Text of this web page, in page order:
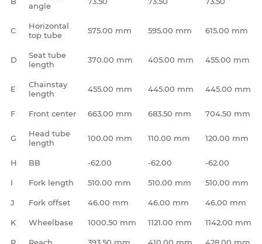
angle
C
Horizontal
top tube
575.00 mm 595.00 mm 615.00 mm
D
Seat tube
length
370.00 mm 405.00 mm 455.00 mm
E
Chainstay
length
455.00 mm 445.00 mm 445.00 mm
F Front center 663.00 mm 683.50 mm 704.50 mm
G
Head tube
length
100.00 mm 110.00 mm 120.00 mm
H BB -62.00 -62.00 -62.00
I Fork length 510.00 mm 510.00 mm 510.00 mm
J Fork offset 46.00 mm 46.00 mm 46.00 mm
K Wheelbase 1000.50 mm 1121.00 mm 1142.00 mm